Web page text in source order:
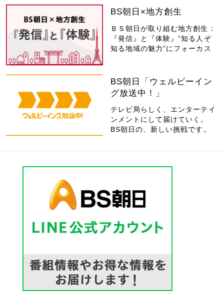
BS朝日×地方創生
ＢＳ朝日が取り組む地方創生：
『発信』と『体験』“知る人ぞ
知る地域の魅力”にフォーカス
BS朝日「ウェルビーイン
グ放送中！」
テレビ局らしく、エンターテイ
ンメントにして届けていく。
BS朝日の、新しい挑戦です。